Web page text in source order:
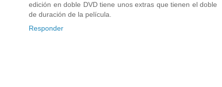
edición en doble DVD tiene unos extras que tienen el doble
de duración de la película.
Responder